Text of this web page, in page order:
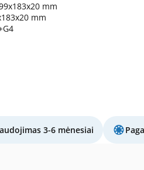
mm
mm
3-6 mėnesiai